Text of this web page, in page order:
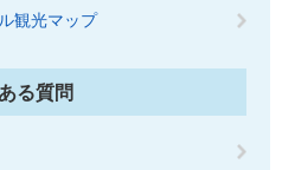
観光マップ
る質問